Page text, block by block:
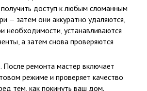
доступ к любым сломанным
— затем они аккуратно удаляются,
необходимости, устанавливаются
а затем снова проверяются
После ремонта мастер включает
режиме и проверяет качество
тем, как покинуть ваш дом.